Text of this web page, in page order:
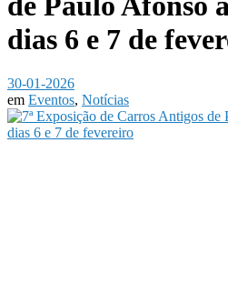
dias 6 e 7 de
30-01-2026
em Eventos, Notícias